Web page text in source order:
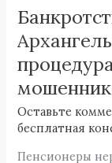
Оставьте
бесплатная
Пенсионеры
Банкротство
пенсионеров
в
Архангельске:
как
проходит
процедура